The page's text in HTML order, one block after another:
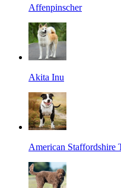
Affenpinscher
Akita Inu
American Staffordshire